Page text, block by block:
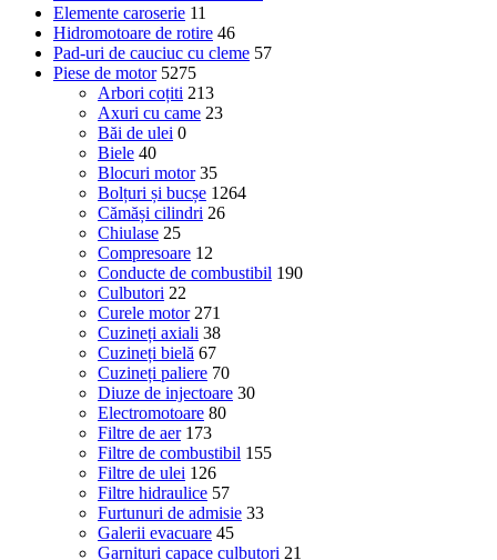
Elemente caroserie 11
Hidromotoare de rotire 46
Pad-uri de cauciuc cu cleme 57
Piese de motor 5275
Arbori coțiti 213
Axuri cu came 23
Băi de ulei 0
Biele 40
Blocuri motor 35
Bolțuri și bucșe 1264
Cămăși cilindri 26
Chiulase 25
Compresoare 12
Conducte de combustibil 190
Culbutori 22
Curele motor 271
Cuzineți axiali 38
Cuzineți bielă 67
Cuzineți paliere 70
Diuze de injectoare 30
Electromotoare 80
Filtre de aer 173
Filtre de combustibil 155
Filtre de ulei 126
Filtre hidraulice 57
Furtunuri de admisie 33
Galerii evacuare 45
Garnituri capace culbutori 21